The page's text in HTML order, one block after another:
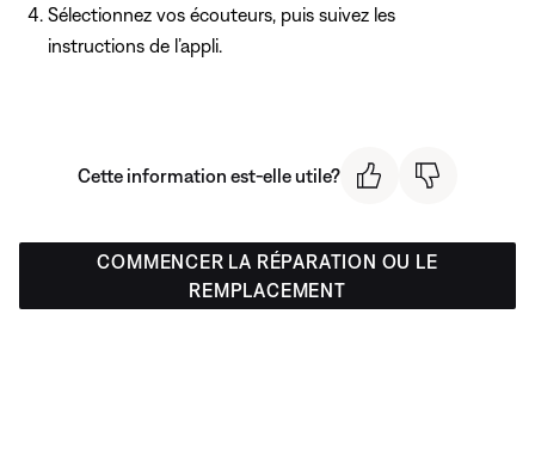
Sélectionnez vos écouteurs, puis suivez les
instructions de l’appli.
Cette information est-elle utile?
COMMENCER LA RÉPARATION OU LE
REMPLACEMENT